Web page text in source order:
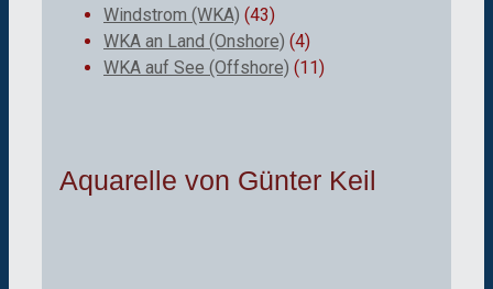
Windstrom (WKA) (43)
WKA an Land (Onshore) (4)
WKA auf See (Offshore) (11)
Aquarelle von Günter Keil